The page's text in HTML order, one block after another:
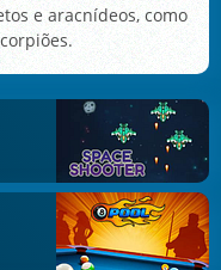
e aracnídeos, como